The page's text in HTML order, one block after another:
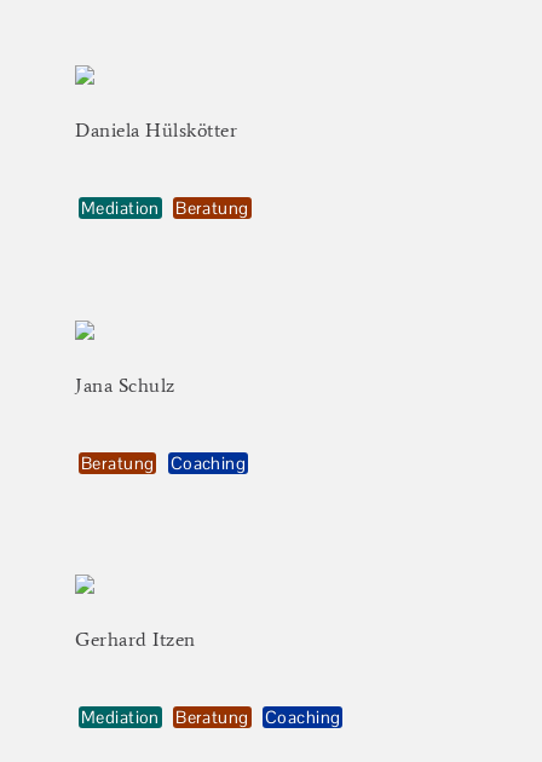
Daniela Hülskötter
Mediation Beratung
Jana Schulz
Beratung Coaching
Gerhard Itzen
Mediation Beratung Coaching